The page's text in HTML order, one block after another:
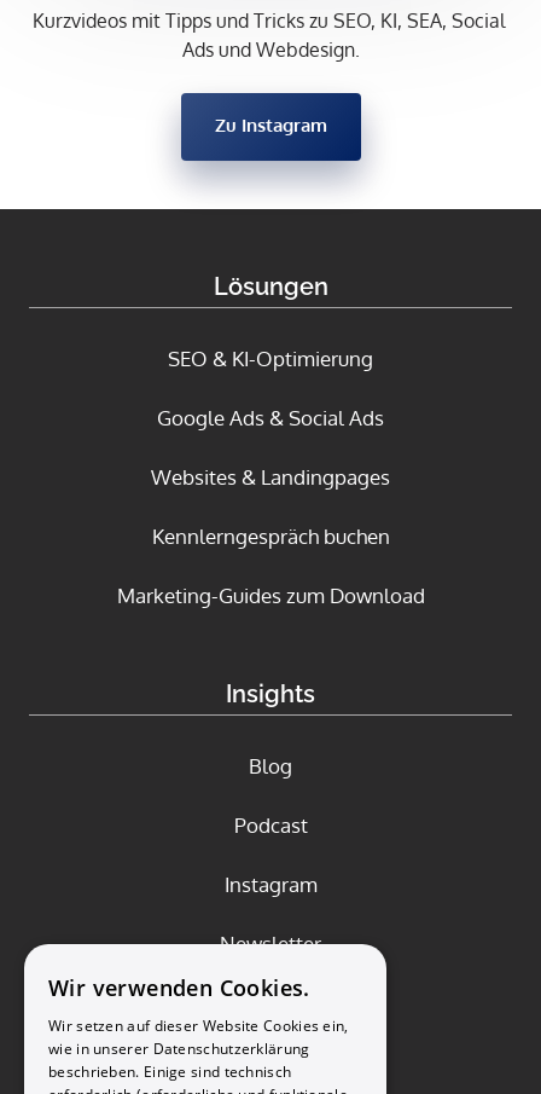
Kurzvideos mit Tipps und Tricks zu SEO, KI, SEA, Social
Ads und Webdesign.
Zu Instagram
Lösungen
SEO & KI-Optimierung
Google Ads & Social Ads
Websites & Landingpages
Kennlerngespräch buchen
Marketing-Guides zum Download
Insights
Blog
Podcast
Instagram
Newsletter
YouTube-Kanal
Wir verwenden Cookies.
Wir setzen auf dieser Website Cookies ein,
wie in unserer Datenschutzerklärung
beschrieben. Einige sind technisch